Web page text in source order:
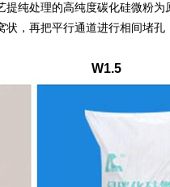
纯处理的高纯度碳化硅微粉为
，再把平行通道进行相间堵
W1.5